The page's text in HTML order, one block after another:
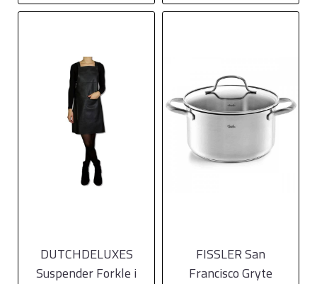
DUTCHDELUXES
Suspender Forkle i
FISSLER San
Francisco Gryte